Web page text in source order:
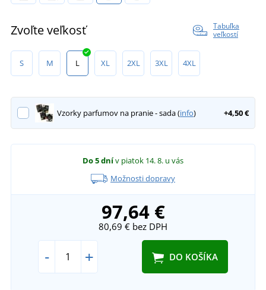
Zvoľte veľkosť
Tabuľka
veľkostí
S M L XL 2XL 3XL 4XL
Vzorky parfumov na pranie - sada (info) +4,50 €
Do 5 dnív piatok 14. 8. u vás
Možnosti dopravy
97,64 €
80,69 € bez DPH
- + DO KOŠÍKA